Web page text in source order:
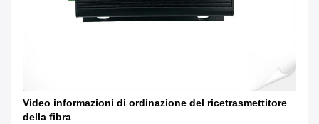
Video informazioni di ordinazione del ricetrasmettitore
della fibra